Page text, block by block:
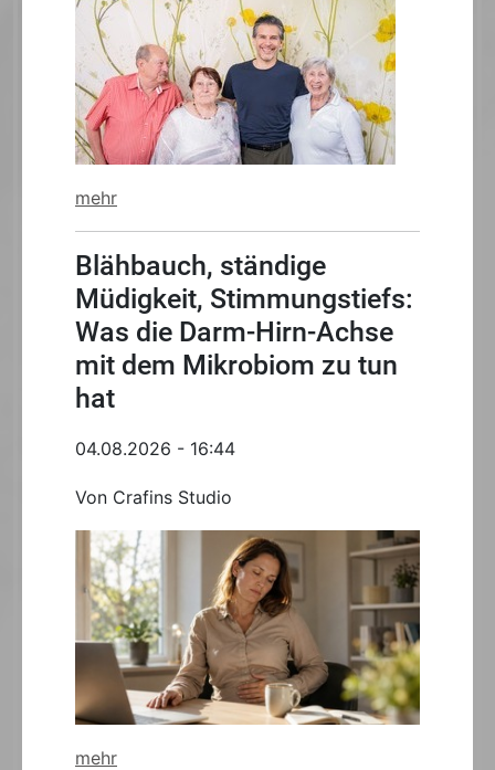
mehr
Blähbauch, ständige
Müdigkeit, Stimmungstiefs:
Was die Darm-Hirn-Achse
mit dem Mikrobiom zu tun
hat
04.08.2026 - 16:44
Von Crafins Studio
mehr